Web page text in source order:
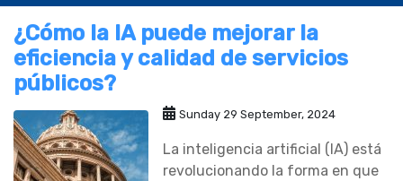
¿Cómo la IA puede mejorar la
eficiencia y calidad de servicios
públicos?
Sunday 29 September, 2024
La inteligencia artificial (IA) está
revolucionando la forma en que